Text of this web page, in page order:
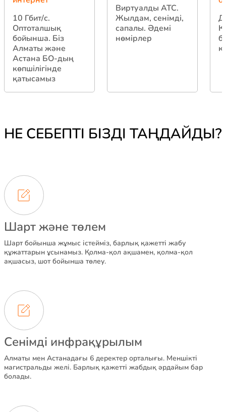
10 Гбит/с.
Оптоталшық
бойынша. Біз
Алматы және
Астана БО-дың
көпшілігінде
қатысамыз
Виртуалды АТС.
Жылдам, сенімді,
сапалы. Әдемі
нөмірлер
НЕ СЕБЕПТІ БІЗДІ ТАҢДАЙДЫ?
Шарт және төлем
Шарт бойынша жұмыс істейміз, барлық қажетті жабу
құжаттарын ұсынамыз. Қолма-қол ақшамен, қолма-қол
ақшасыз, шот бойынша төлеу.
Сенімді инфрақұрылым
Алматы мен Астанадағы 6 деректер орталығы. Меншікті
магистральды желі. Барлық қажетті жабдық әрдайым бар
болады.